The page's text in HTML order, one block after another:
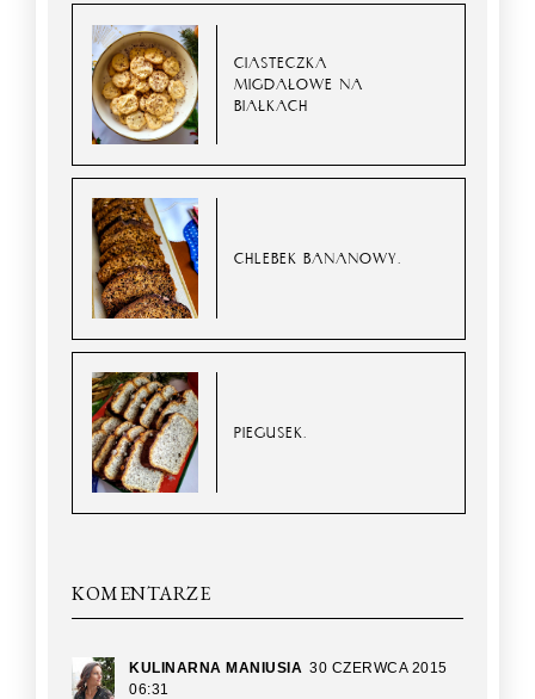
CIASTECZKA
MIGDAŁOWE NA
BIAŁKACH
CHLEBEK BANANOWY.
PIEGUSEK.
KOMENTARZE
KULINARNA MANIUSIA 30 CZERWCA 2015
06:31